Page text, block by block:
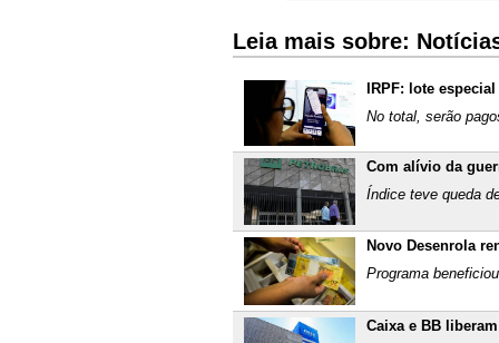
Leia mais sobre:
IRPF: lote
No total, serão
Com alívio da
Índice teve queda
Novo Desenrola
Programa
Caixa e BB